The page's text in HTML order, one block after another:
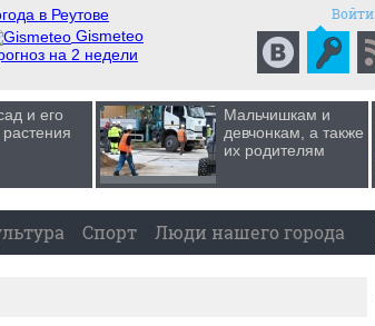
в Реутове
Gismeteo
на 2 недели
Войти
и его
Мальчишкам и
девчонкам, а также
их родителям
Спорт Люди нашего города